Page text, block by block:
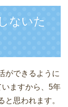
ないた
ができるように
ますから、5年
と思われます。